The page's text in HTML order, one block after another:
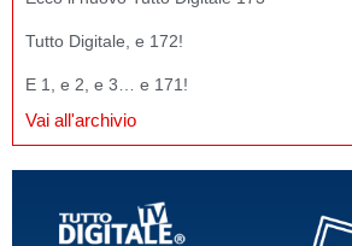
Tutto Digitale, e 172!
E 1, e 2, e 3… e 171!
Vai all'archivio